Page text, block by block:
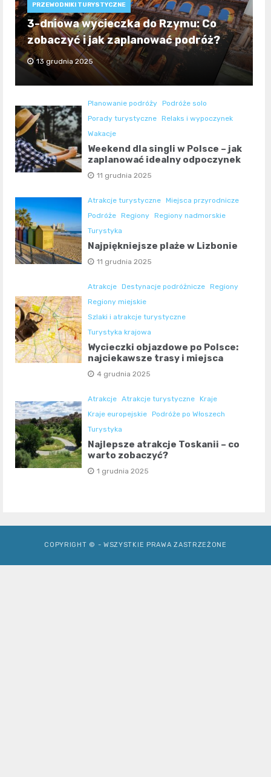
PRZEWODNIKI TURYSTYCZNE
3-dniowa wycieczka do Rzymu: Co
zobaczyć i jak zaplanować podróż?
13 grudnia 2025
Planowanie podróży Podróże solo
Porady turystyczne Relaks i wypoczynek
Wakacje
Weekend dla singli w Polsce – jak
zaplanować idealny odpoczynek
11 grudnia 2025
Atrakcje turystyczne Miejsca przyrodnicze
Podróże Regiony Regiony nadmorskie
Turystyka
Najpiękniejsze plaże w Lizbonie
11 grudnia 2025
Atrakcje Destynacje podróżnicze Regiony
Regiony miejskie
Szlaki i atrakcje turystyczne
Turystyka krajowa
Wycieczki objazdowe po Polsce:
najciekawsze trasy i miejsca
4 grudnia 2025
Atrakcje Atrakcje turystyczne Kraje
Kraje europejskie Podróże po Włoszech
Turystyka
Najlepsze atrakcje Toskanii – co
warto zobaczyć?
1 grudnia 2025
COPYRIGHT © - WSZYSTKIE PRAWA ZASTRZEŻONE